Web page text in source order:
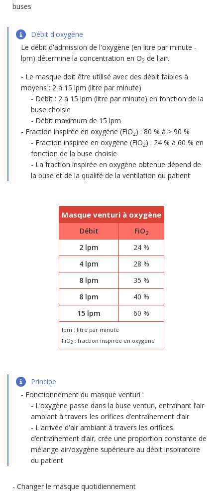
buses
Débit d'oxygène
Le débit d'admission de l'oxygène (en litre par minute -
lpm) détermine la concentration en O2 de l'air.
Le masque doit être utilisé avec des débit faibles à
moyens : 2 à 15 lpm (litre par minute)
Débit : 2 à 15 lpm (litre par minute) en fonction de la
buse choisie
Débit maximum de 15 lpm
Fraction inspirée en oxygène (FiO2) : 80 % à > 90 %
Fraction inspirée en oxygène (FiO2) : 24 % à 60 % en
fonction de la buse choisie
La fraction inspirée en oxygène obtenue dépend de
la buse et de la qualité de la ventilation du patient
Masque venturi à oxygène
Débit FiO2
2 lpm
24 %
4 lpm
28 %
8 lpm
35 %
8 lpm
40 %
15 lpm
60 %
lpm : litre par minute
FiO2 : fraction inspirée en oxygène
Principe
Fonctionnement du masque venturi :
L’oxygène passe dans la buse venturi, entraînant l’air
ambiant à travers les orifices d’entraînement d’air
L'arrivée d'air ambiant à travers les orifices
d’entraînement d’air, crée une proportion constante de
mélange air/oxygène supérieure au débit inspiratoire
du patient
Changer le masque quotidiennement